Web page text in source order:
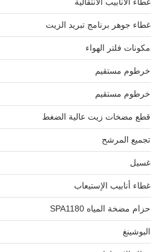
غطاء جوهر برنامج تبريد الزيت
مكونات فلتر الهواء
خرطوم مستقيم
خرطوم مستقيم
قطع مضخات زيت عالية الضغط
تجميع المرشح
غسيل
غطاء أنابيب الإستيعاب
حزام مضخة المياه SPA1180
البوشينغ